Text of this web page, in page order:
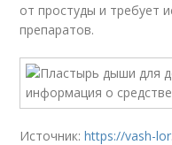
от простуды и требует
препаратов.
Источник:https://vash-